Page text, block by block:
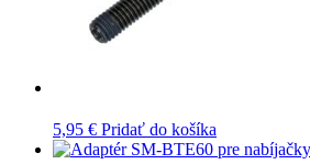
5,95 € Pridať do košíka